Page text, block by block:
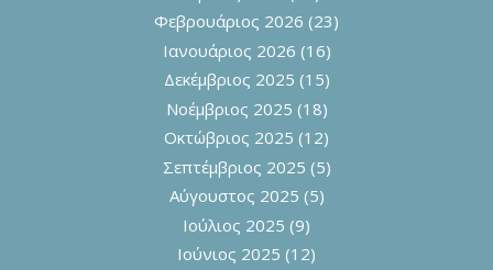
Φεβρουάριος 2026 (23)
Ιανουάριος 2026 (16)
Δεκέμβριος 2025 (15)
Νοέμβριος 2025 (18)
Οκτώβριος 2025 (12)
Σεπτέμβριος 2025 (5)
Αύγουστος 2025 (5)
Ιούλιος 2025 (9)
Ιούνιος 2025 (12)